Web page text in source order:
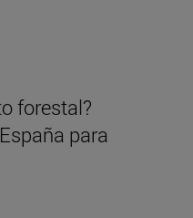
forestal?
para